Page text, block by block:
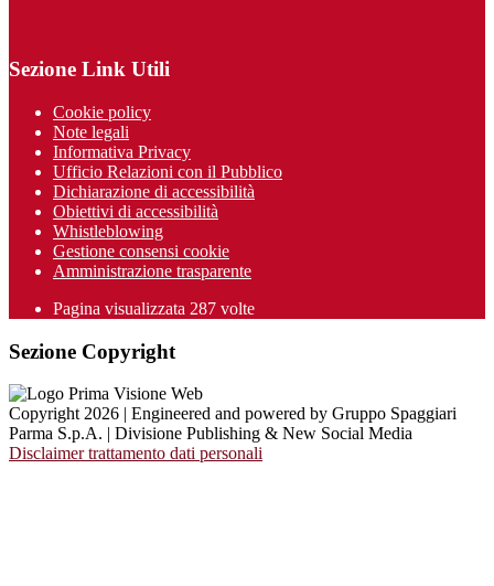
Sezione Link Utili
Cookie policy
Note legali
Informativa Privacy
Ufficio Relazioni con il Pubblico
Dichiarazione di accessibilità
Obiettivi di accessibilità
Whistleblowing
Gestione consensi cookie
Amministrazione trasparente
Pagina visualizzata 287 volte
Sezione Copyright
Copyright 2026 | Engineered and powered by Gruppo Spaggiari
Parma S.p.A. | Divisione Publishing & New Social Media
Disclaimer trattamento dati personali